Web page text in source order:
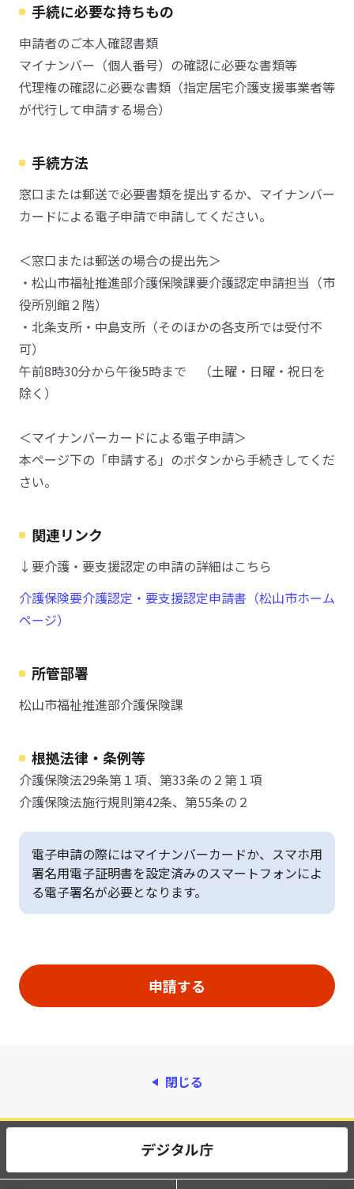
手続に必要な持ちもの
申請者のご本人確認書類
マイナンバー（個人番号）の確認に必要な書類等
代理権の確認に必要な書類（指定居宅介護支援事業者等
が代行して申請する場合）
手続方法
窓口または郵送で必要書類を提出するか、マイナンバー
カードによる電子申請で申請してください。
＜窓口または郵送の場合の提出先＞
・松山市福祉推進部介護保険課要介護認定申請担当（市
役所別館２階）
・北条支所・中島支所（そのほかの各支所では受付不
可）
午前8時30分から午後5時まで （土曜・日曜・祝日を
除く）
＜マイナンバーカードによる電子申請＞
本ページ下の「申請する」のボタンから手続きしてくだ
さい。
関連リンク
↓要介護・要支援認定の申請の詳細はこちら
介護保険要介護認定・要支援認定申請書（松山市ホーム
ページ）
所管部署
松山市福祉推進部介護保険課
根拠法律・条例等
介護保険法29条第１項、第33条の２第１項
介護保険法施行規則第42条、第55条の２
電子申請の際にはマイナンバーカードか、スマホ用
署名用電子証明書を設定済みのスマートフォンによ
る電子署名が必要となります。
閉じる